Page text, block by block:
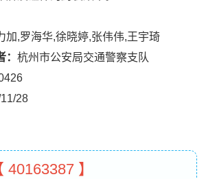
加,罗海华,徐晓婷,张伟伟,王宇琦
：杭州市公安局交通警察支队
28
40163387 】